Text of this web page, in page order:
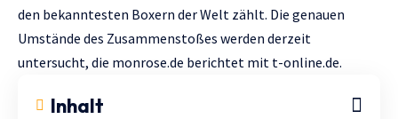
den bekanntesten Boxern der Welt zählt. Die genauen
Umstände des Zusammenstoßes werden derzeit
untersucht, die monrose.de berichtet mit t-online.de.
Inhalt